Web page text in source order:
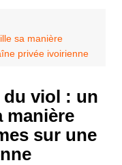
sa manière
privée ivoirienne
viol : un
manière
sur une